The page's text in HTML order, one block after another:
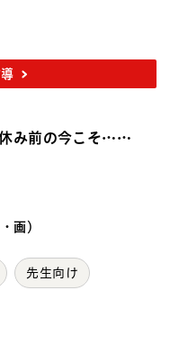
み前の今こそ……
画）
先生向け